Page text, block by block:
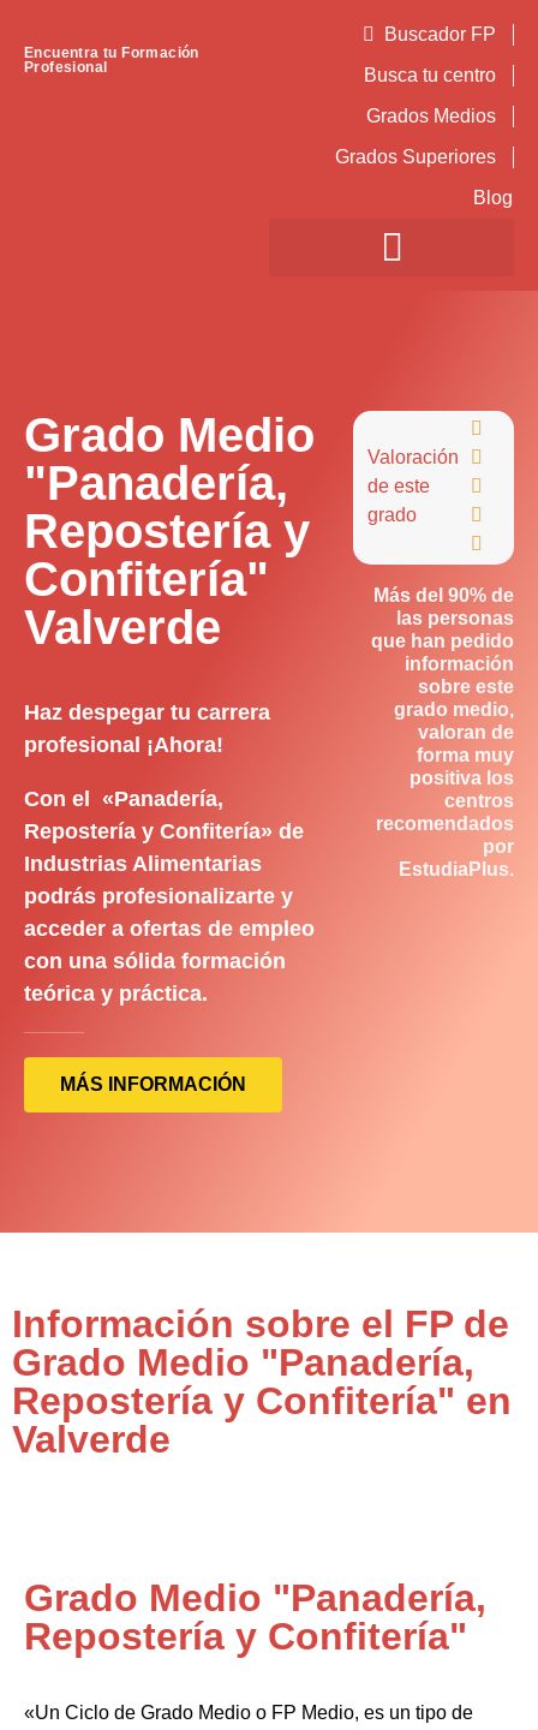
Encuentra tu Formación
Profesional
Buscador FP
Busca tu centro
Grados Medios
Grados Superiores
Blog
Grado Medio
"Panadería,
Repostería y
Confitería"
Valverde
Haz despegar tu carrera
profesional ¡Ahora!
Con el «Panadería,
Repostería y Confitería» de
Industrias Alimentarias
podrás profesionalizarte y
acceder a ofertas de empleo
con una sólida formación
teórica y práctica.
MÁS INFORMACIÓN
Valoración
de este
grado





Más del 90% de
las personas
que han pedido
información
sobre este
grado medio,
valoran de
forma muy
positiva los
centros
recomendados
por
EstudiaPlus.
Información sobre el FP de
Grado Medio "Panadería,
Repostería y Confitería" en
Valverde
Grado Medio "Panadería,
Repostería y Confitería"
«Un Ciclo de Grado Medio o FP Medio, es un tipo de